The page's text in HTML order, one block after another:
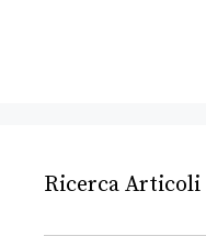
Ricerca Articoli